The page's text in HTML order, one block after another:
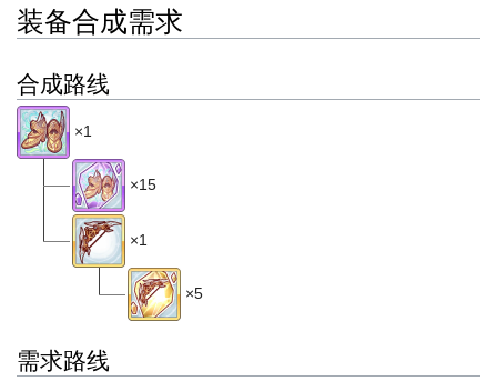
装备合成需求
合成路线
×1
×15
×1
×5
需求路线